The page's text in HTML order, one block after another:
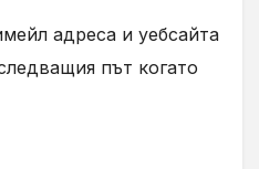
адреса и уебсайта
път когато